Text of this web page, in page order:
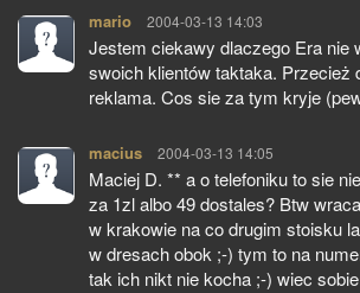
mario pisze:
2004-03-13 14:03
Jestem ciekawy dlaczego Era nie
swoich klientów taktaka. Przecież
reklama. Cos sie za tym kryje
macius pisze:
2004-03-13 14:05
Maciej D. ** a o telefoniku to sie
za 1zl albo 49 dostales? Btw
w krakowie na co drugim stoisku
w dresach obok ;-) tym to na
tak ich nikt nie kocha ;-) wiec